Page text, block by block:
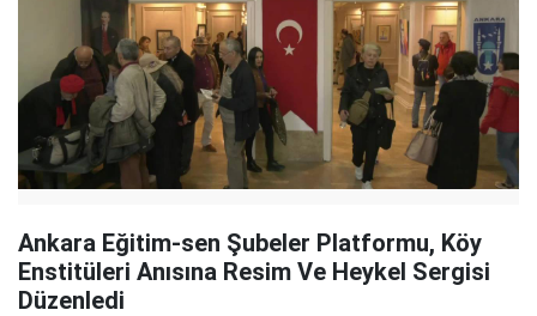
Ankara Eğitim-sen Şubeler Platformu, Köy
Enstitüleri Anısına Resim Ve Heykel Sergisi
Düzenledi